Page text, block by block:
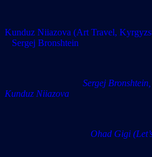
Kunduz Niiazova (Art
Sergej Bronshtein
Sergej Bronshtein,
Kunduz Niiazova
Ohad Gigi